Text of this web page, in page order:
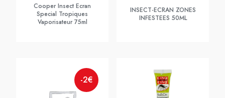
Cooper Insect Ecran
Special Tropiques
Vaporisateur 75ml
INSECT-ECRAN ZONES
INFESTEES 50ML
-2€